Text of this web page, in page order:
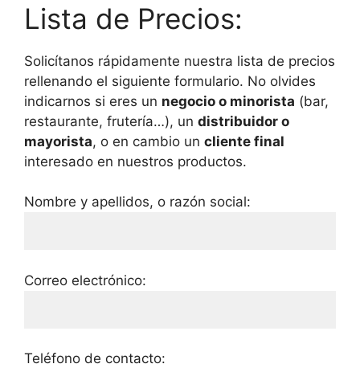
Lista de Precios:
Solicítanos rápidamente nuestra lista de precios
rellenando el siguiente formulario. No olvides
indicarnos si eres un negocio o minorista (bar,
restaurante, frutería…), un distribuidor o
mayorista, o en cambio un cliente final
interesado en nuestros productos.
Nombre y apellidos, o razón social:
Correo electrónico:
Teléfono de contacto: